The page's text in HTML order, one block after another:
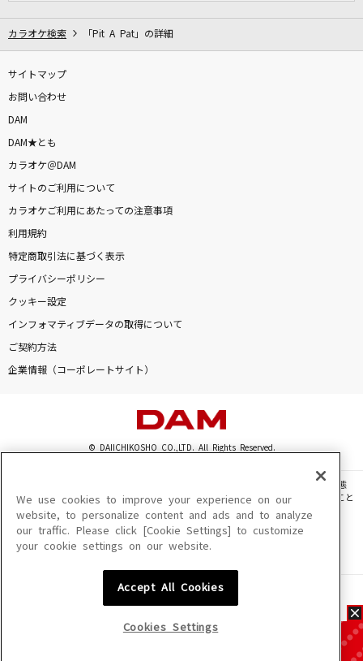
カラオケ検索 「Pit A Pat」の詳細
サイトマップ
お問い合わせ
DAM
DAM★とも
カラオケ＠DAM
サイトのご利用について
カラオケご利用にあたっての注意事項
利用規約
特定商取引法に基づく表示
プライバシーポリシー
クッキー設定
インフォマティブデータの取得について
ご契約方法
企業情報（コーポレートサイト）
© DAIICHIKOSHO CO.,LTD. All Rights Reserved.
このサイトに掲載されている一切の文章・画像・写真・動画・音声等を、手段や形態
を問わず、著作権法の定める範囲を超えて無断で複製、転載、ファイル化などすること
を禁じます。
楽曲及びコンテンツは、機種によりご利用いただけない場合があります。
楽曲及びコンテンツの配信日、配信内容が変更になる場合があります。
We use cookies to improve your experience on our
website, to personalize content and ads and to analyze
our traffic. Please click [Cookie Settings] to customize
your cookie settings on our website.
Accept All Cookies
Cookies Settings